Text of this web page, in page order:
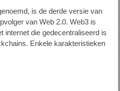
is de derde versie van
van Web 2.0. Web3 is
internet die gedecentraliseerd is
Enkele karakteristieken